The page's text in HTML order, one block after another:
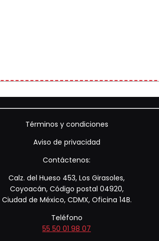
Términos y condiciones
Aviso de privacidad
Contáctenos:
Calz. del Hueso 453, Los Girasoles,
Coyoacán, Código postal 04920,
Ciudad de México, CDMX, Oficina 14B.
Teléfono
55 50 01 98 07